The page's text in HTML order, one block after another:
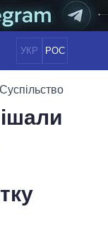
УКР РОС
Суспільство